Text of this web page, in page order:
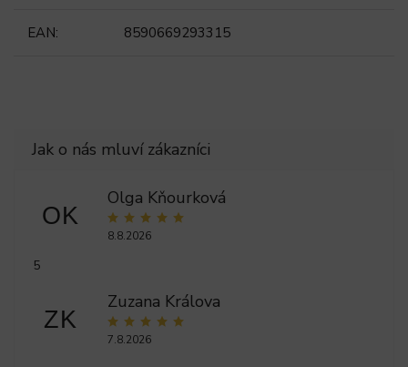
EAN: 8590669293315
OK
Olga Kňourková
8.8.2026
5
ZK
Zuzana Králova
7.8.2026